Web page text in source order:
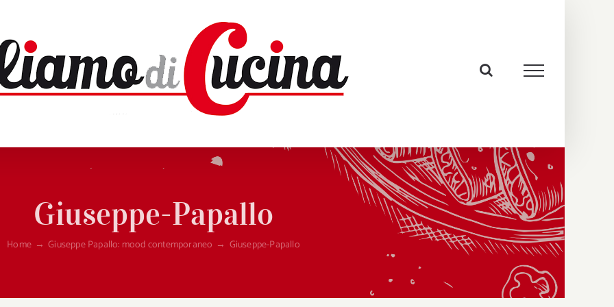
Giuseppe-Papallo
Home → Giuseppe Papallo: mood contemporaneo → Giuseppe-Papallo